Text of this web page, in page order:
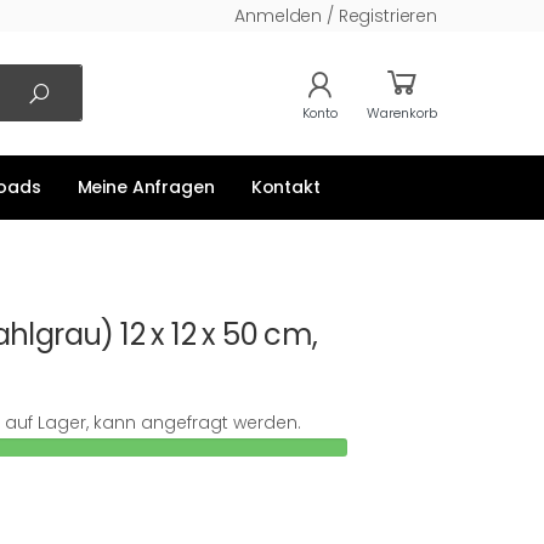
Anmelden / Registrieren
Konto Warenkorb
Meine Anfragen Kontakt
12 x 12 x 50 cm,
Lager, kann angefragt werden.